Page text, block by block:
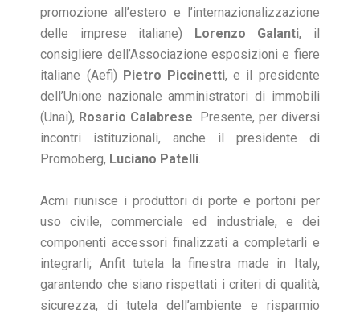
promozione all’estero e l’internazionalizzazione
delle imprese italiane) Lorenzo Galanti, il
consigliere dell’Associazione esposizioni e fiere
italiane (Aefi) Pietro Piccinetti, e il presidente
dell’Unione nazionale amministratori di immobili
(Unai), Rosario Calabrese . Presente, per diversi
incontri istituzionali, anche il presidente di
Promoberg, Luciano Patelli
Acmi riunisce i produttori di porte e portoni per
uso civile, commerciale ed industriale, e dei
componenti accessori finalizzati a completarli e
integrarli; Anfit tutela la finestra made in Italy,
garantendo che siano rispettati i criteri di qualità,
sicurezza, di tutela dell’ambiente e risparmio